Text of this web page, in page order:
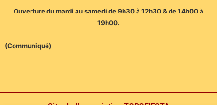
Ouverture du mardi au samedi de 9h30 à 12h30 & de 14h00 à
19h00.
(Communiqué)